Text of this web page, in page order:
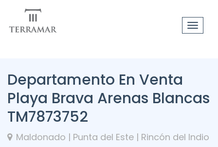
Toggle
Departamento En Venta
Playa Brava Arenas Blancas
TM7873752
Maldonado | Punta del Este | Rincón del Indio